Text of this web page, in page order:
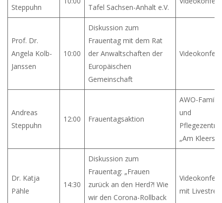
Steppuhn
Tafel Sachsen-Anhalt e.V.
Prof. Dr.
Angela Kolb-
Janssen
10:00
Diskussion zum
Frauentag mit dem Rat
der Anwaltschaften der
Europäischen
Gemeinschaft
Andreas
Steppuhn
12:00 Frauentagsaktion
AWO-
und
„Am Kleers”
Dr. Katja
Pähle
14:30
Diskussion zum
Frauentag: „Frauen
zurück an den Herd?! Wie
wir den Corona-Rollback
mit